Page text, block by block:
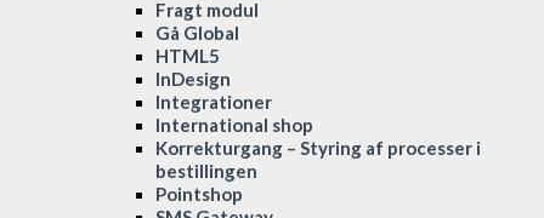
Fragt modul
Gå Global
HTML5
InDesign
Integrationer
International shop
Korrekturgang – Styring af processer i
bestillingen
Pointshop